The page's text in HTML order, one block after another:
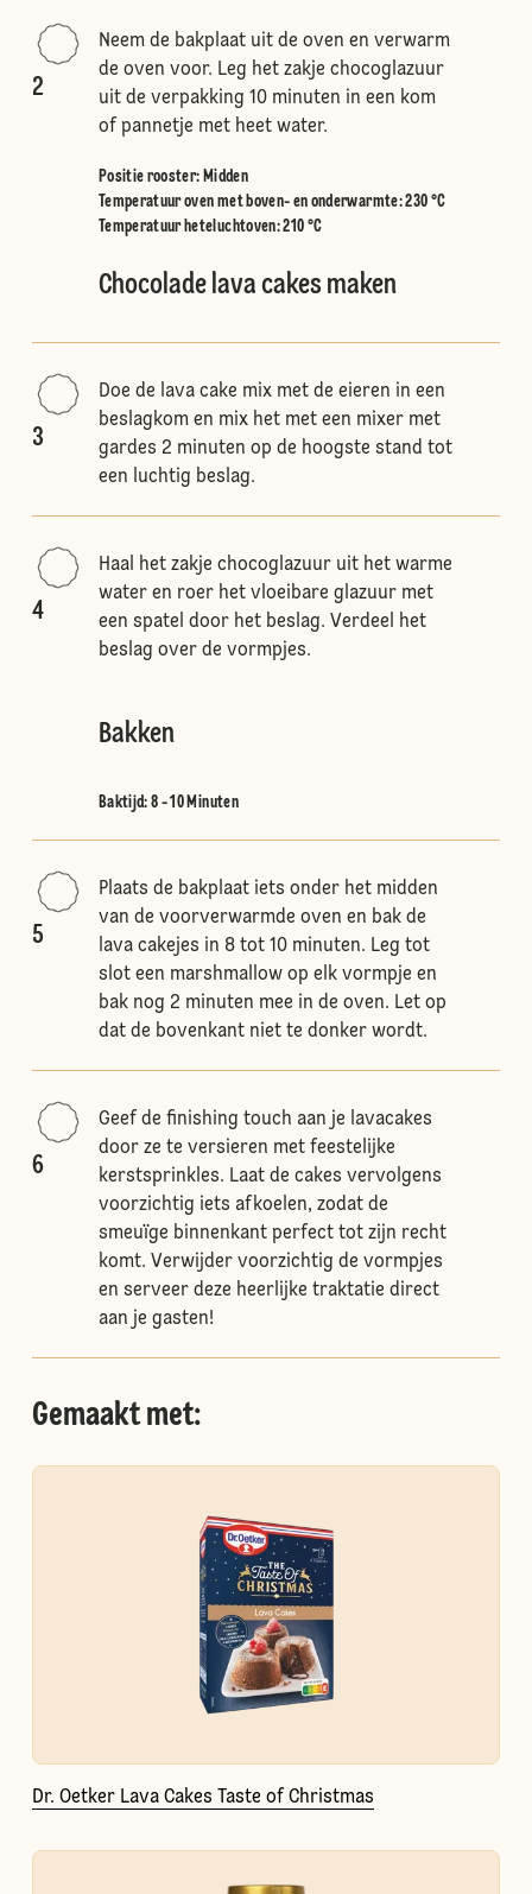
2
Neem de bakplaat uit de oven en verwarm
de oven voor. Leg het zakje chocoglazuur
uit de verpakking 10 minuten in een kom
of pannetje met heet water.
Positie rooster: Midden
Temperatuur oven met boven- en onderwarmte:230 °C
Temperatuur heteluchtoven:210 °C
Chocolade lava cakes maken
3
Doe de lava cake mix met de eieren in een
beslagkom en mix het met een mixer met
gardes 2 minuten op de hoogste stand tot
een luchtig beslag.
4
Haal het zakje chocoglazuur uit het warme
water en roer het vloeibare glazuur met
een spatel door het beslag. Verdeel het
beslag over de vormpjes.
Bakken
Baktijd: 8 - 10 Minuten
5
Plaats de bakplaat iets onder het midden
van de voorverwarmde oven en bak de
lava cakejes in 8 tot 10 minuten. Leg tot
slot een marshmallow op elk vormpje en
bak nog 2 minuten mee in de oven. Let op
dat de bovenkant niet te donker wordt.
6
Geef de finishing touch aan je lavacakes
door ze te versieren met feestelijke
kerstsprinkles. Laat de cakes vervolgens
voorzichtig iets afkoelen, zodat de
smeuïge binnenkant perfect tot zijn recht
komt. Verwijder voorzichtig de vormpjes
en serveer deze heerlijke traktatie direct
aan je gasten!
Gemaakt met:
Dr. Oetker Lava Cakes Taste of Christmas